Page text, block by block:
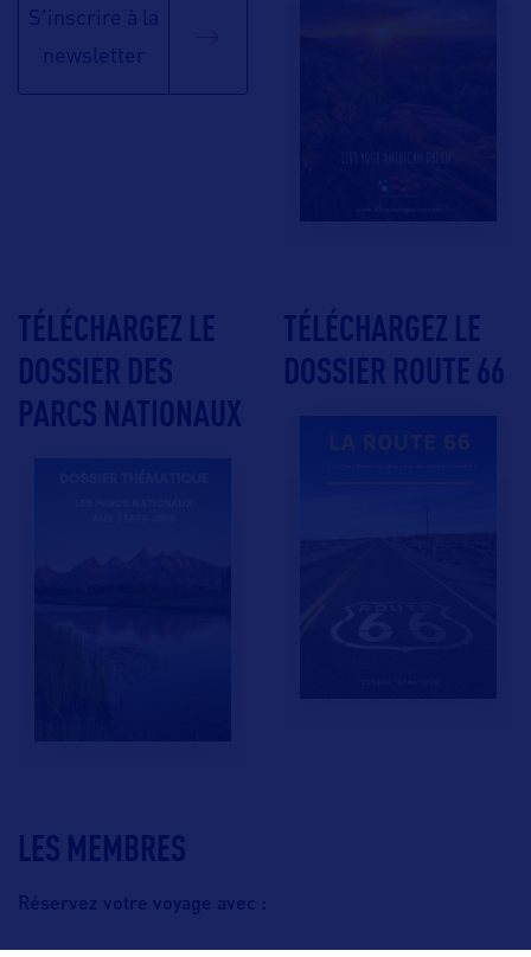
LES MEMBRES
Réservez votre voyage avec :
S'inscrire à la
newsletter
TÉLÉCHARGEZ LE
DOSSIER DES
PARCS NATIONAUX
TÉLÉCHARGEZ LE
DOSSIER ROUTE 66